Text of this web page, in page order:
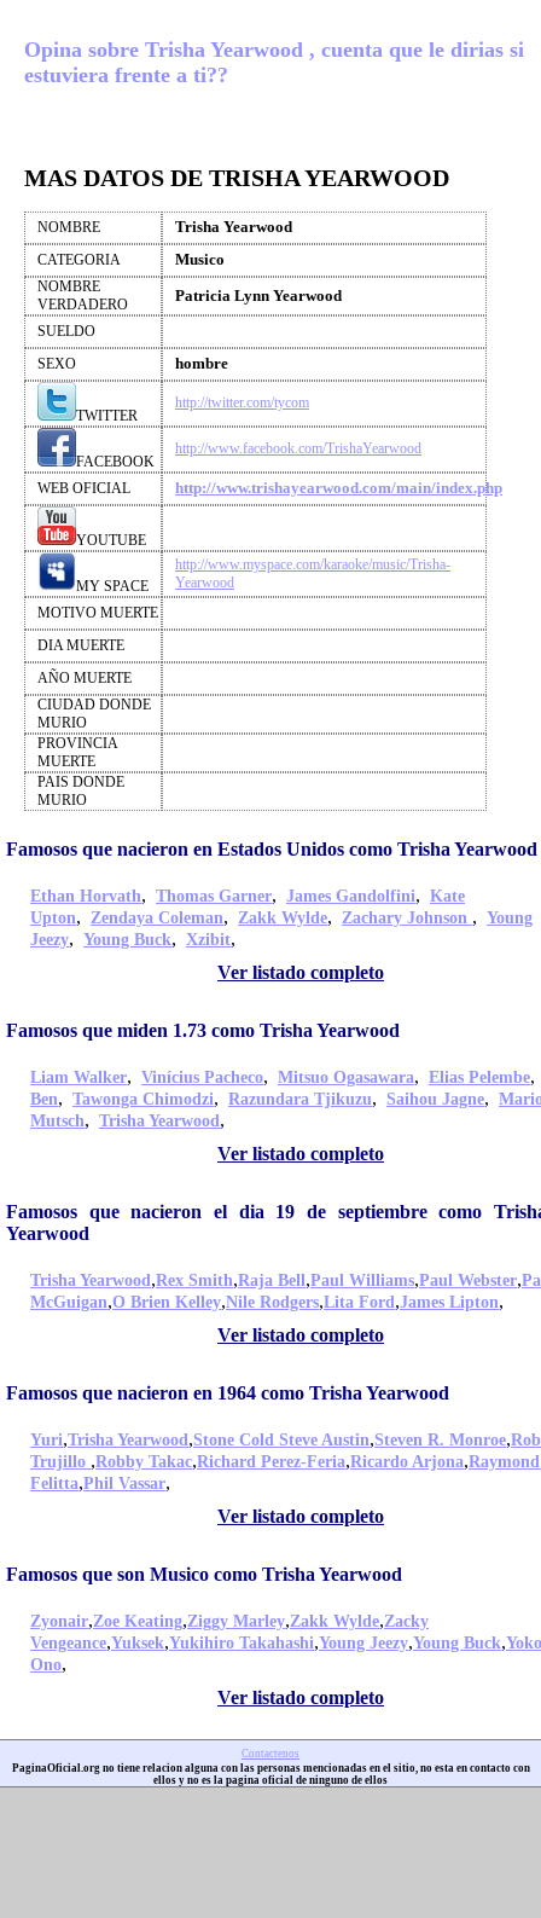
Opina sobre Trisha Yearwood , cuenta que le dirias si
estuviera frente a ti??
MAS DATOS DE TRISHA YEARWOOD
NOMBRE Trisha Yearwood
CATEGORIA Musico
NOMBRE
VERDADERO
Patricia Lynn Yearwood
SUELDO
SEXO
hombre
TWITTER
http://twitter.com/tycom
FACEBOOK
http://www.facebook.com/TrishaYearwood
WEB OFICIAL http://www.trishayearwood.com/main/index.php
YOUTUBE
MY SPACE
http://www.myspace.com/karaoke/music/Trisha-
Yearwood
MOTIVO MUERTE
DIA MUERTE
AÑO MUERTE
CIUDAD DONDE
MURIO
PROVINCIA
MUERTE
PAIS DONDE
MURIO
Famosos que nacieron en Estados Unidos como Trisha Yearwood
Ethan Horvath, Thomas Garner, James Gandolfini, Kate
Upton, Zendaya Coleman, Zakk Wylde, Zachary Johnson , Young
Jeezy, Young Buck, Xzibit,
Ver listado completo
Famosos que miden 1.73 como Trisha Yearwood
Liam Walker, Vinícius Pacheco, Mitsuo Ogasawara, Elias Pelembe
Ben, Tawonga Chimodzi, Razundara Tjikuzu, Saihou Jagne,
Mutsch, Trisha Yearwood,
Ver listado completo
Famosos que nacieron el dia 19 de septiembre como
Yearwood
Trisha Yearwood,Rex Smith,Raja Bell,Paul Williams,Paul Webster,
McGuigan,O Brien Kelley,Nile Rodgers,Lita Ford,James Lipton,
Ver listado completo
Famosos que nacieron en 1964 como Trisha Yearwood
Yuri,Trisha Yearwood,Stone Cold Steve Austin,Steven R. Monroe,
Trujillo ,Robby Takac,Richard Perez-Feria,Ricardo Arjona,
Felitta,Phil Vassar,
Ver listado completo
Famosos que son Musico como Trisha Yearwood
Zyonair,Zoe Keating,Ziggy Marley,Zakk Wylde,Zacky
Vengeance,Yuksek,Yukihiro Takahashi,Young Jeezy,Young Buck,Yoko
Ono,
Ver listado completo
Contactenos
PaginaOficial.org no tiene relacion alguna con las personas mencionadas en el sitio, no esta en contacto con
ellos y no es la pagina oficial de ninguno de ellos